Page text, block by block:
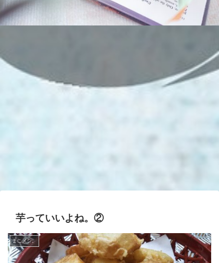
芋っていいよね。②
まこメシ。